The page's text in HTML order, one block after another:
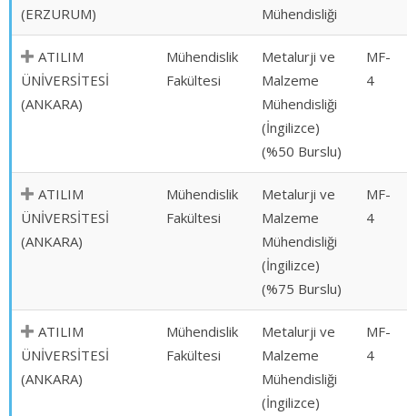
(ERZURUM)
Mühendisliği
ATILIM
ÜNİVERSİTESİ
(ANKARA)
Mühendislik
Fakültesi
Metalurji ve
Malzeme
Mühendisliği
(İngilizce)
(%50 Burslu)
MF-
4
ATILIM
ÜNİVERSİTESİ
(ANKARA)
Mühendislik
Fakültesi
Metalurji ve
Malzeme
Mühendisliği
(İngilizce)
(%75 Burslu)
MF-
4
ATILIM
ÜNİVERSİTESİ
(ANKARA)
Mühendislik
Fakültesi
Metalurji ve
Malzeme
Mühendisliği
(İngilizce)
MF-
4